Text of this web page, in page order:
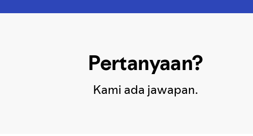
Pertanyaan?
Kami ada jawapan.